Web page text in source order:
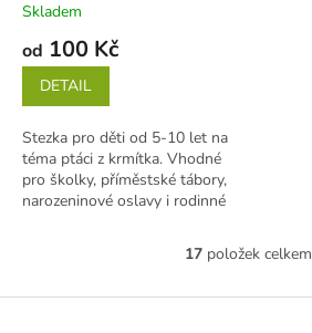
Skladem
od 100 Kč
DETAIL
Stezka pro děti od 5-10 let na
téma ptáci z krmítka. Vhodné
pro školky, příměstské tábory,
narozeninové oslavy i rodinné
O
l
17položek celkem
Z